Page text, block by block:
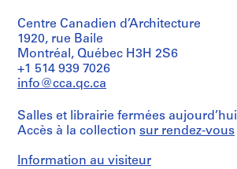
j
e
c
t
s
,
1
6
in
English,
including
notes,
press
clippings,
sketches
related
Melvin
Centre Canadien d’Architecture
1920, rue Baile
Montréal, Québec H3H 2S6
+1 514 939 7026
info@cca.qc.ca
Salles et librairie fermées aujourd’hui
Accès à la collection sur rendez-vous
Information au visiteur